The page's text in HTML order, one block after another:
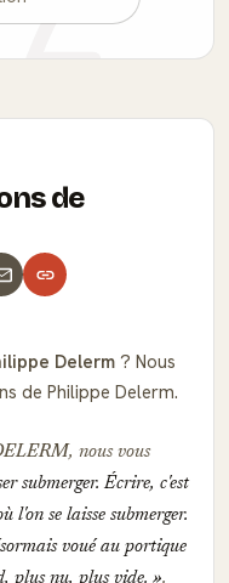
de
Delerm ? Nous
de Philippe Delerm.
, nous vous
submerger. Écrire, c'est
l'on se laisse submerger.
voué au portique
plus nu, plus vide.
.